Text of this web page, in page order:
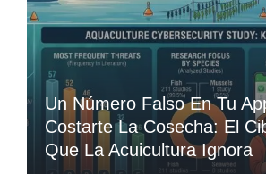
Un Número Falso En Tu
Costarte La Cosecha: El
Que La Acuicultura Ignora